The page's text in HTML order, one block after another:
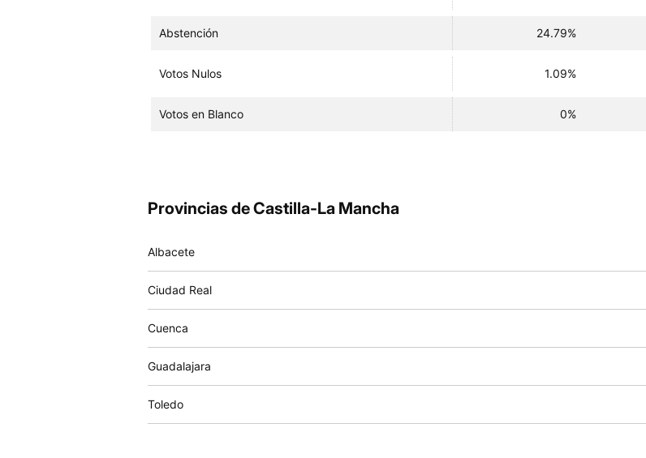
Abstención 24.79%
Votos Nulos 1.09%
Votos en Blanco 0%
Provincias de Castilla-La Mancha
Albacete
Ciudad Real
Cuenca
Guadalajara
Toledo